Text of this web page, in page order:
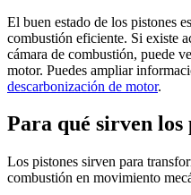
El buen estado de los pistones
combustión eficiente. Si existe
cámara de combustión, puede
motor. Puedes ampliar
descarbonización de motor.
Para qué sirven
Los pistones sirven para
combustión en movimiento